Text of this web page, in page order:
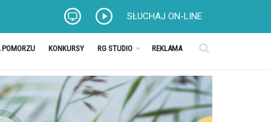
SŁUCHAJ ON-LINE
KONKURSY RG STUDIO REKLAMA